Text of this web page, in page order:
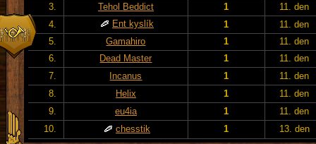
3.
Tehol Beddict 1
11. den
4.
Ent kyslík 1
11. den
5.
Gamahiro 1
11. den
6.
Dead Master 1
11. den
7.
Incanus 1
11. den
8.
Helix 1
11. den
9.
eu4ia 1
11. den
10.
chesstik 1 13. den